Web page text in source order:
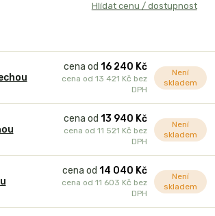
Hlídat cenu / dostupnost
cena od 16 240 Kč
cena od 13 421 Kč bez
DPH
Není
skladem
cena od 13 940 Kč
cena od 11 521 Kč bez
DPH
Není
skladem
cena od 14 040 Kč
cena od 11 603 Kč bez
DPH
Není
skladem